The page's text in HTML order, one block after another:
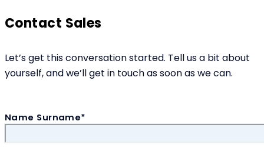
Contact Sales
Let’s get this conversation started. Tell us a bit about
yourself, and we’ll get in touch as soon as we can.
Name Surname*